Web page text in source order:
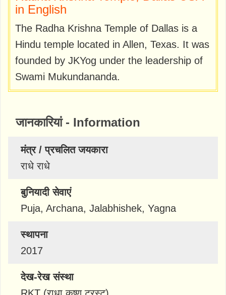
in English
The Radha Krishna Temple of Dallas is a
Hindu temple located in Allen, Texas. It was
founded by JKYog under the leadership of
Swami Mukundananda.
जानकारियां - Information
मंत्र / प्रचलित जयकारा
राधे राधे
बुनियादी सेवाएं
Puja, Archana, Jalabhishek, Yagna
स्थापना
2017
देख-रेख संस्था